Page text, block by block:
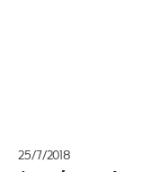
25/7/2018